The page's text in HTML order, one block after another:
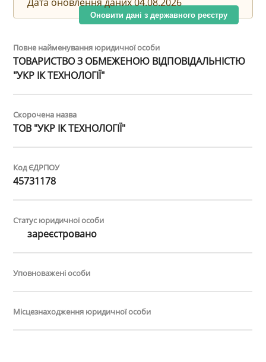
Оновити дані з державного реєстру
Повне найменування юридичної особи
ТОВАРИСТВО З ОБМЕЖЕНОЮ ВІДПОВІДАЛЬНІСТЮ
"УКР ІК ТЕХНОЛОГІЇ"
Скорочена назва
ТОВ "УКР ІК ТЕХНОЛОГІЇ"
Код ЄДРПОУ
45731178
Статус юридичної особи
зареєстровано
Уповноважені особи
Місцезнаходження юридичної особи